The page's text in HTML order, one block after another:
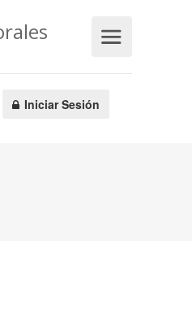
Iniciar Sesión